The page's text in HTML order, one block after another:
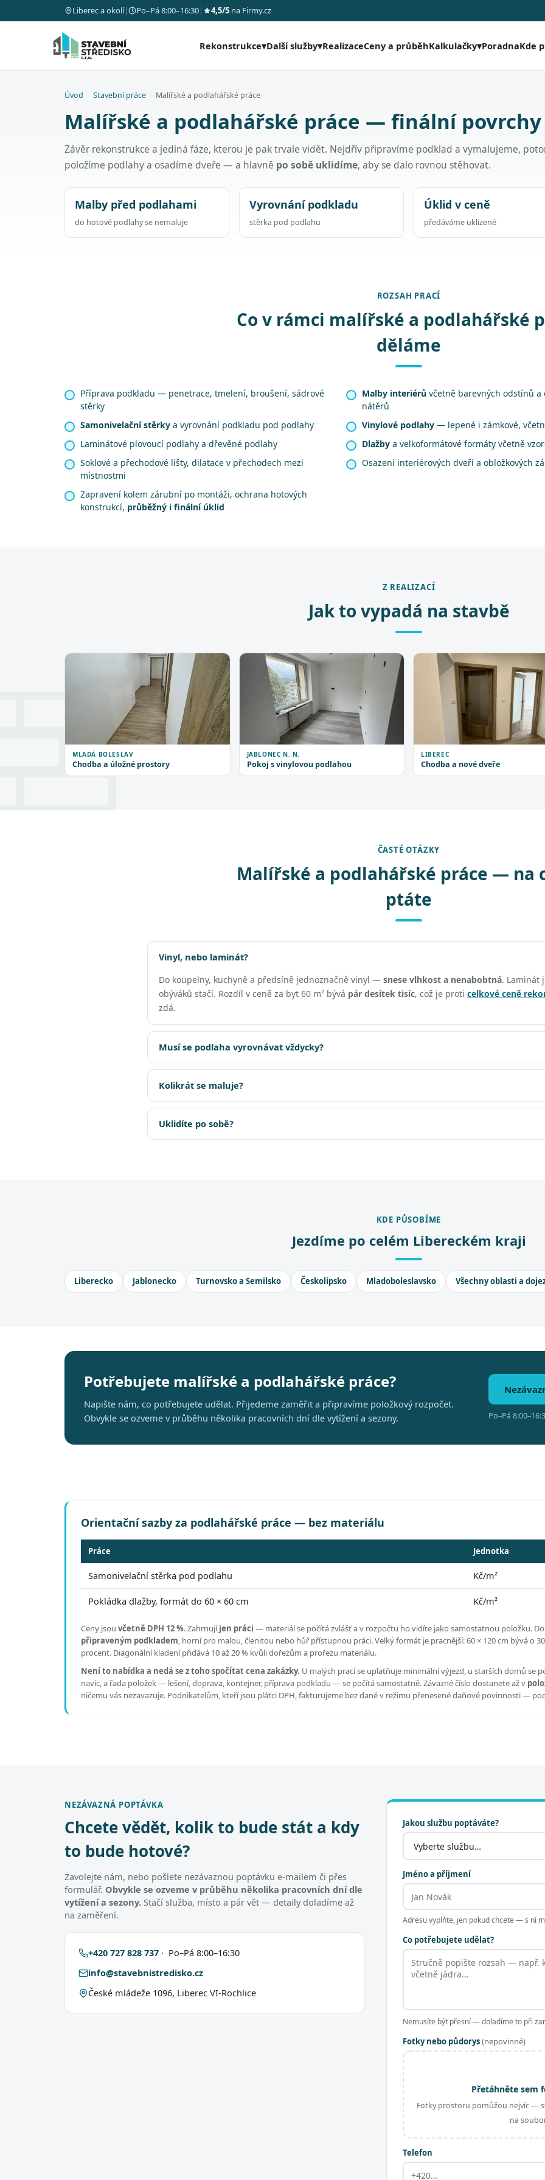
Liberec a okolí| Po–Pá 8:00–16:30| 4,5/5 na Firmy.cz
Rekonstrukce▾Další služby▾RealizaceCeny a průběhKalkulačky▾PoradnaKde
Úvod Stavební práce Malířské a podlahářské práce
Malířské a podlahářské práce — finální povrchy
Závěr rekonstrukce a jediná fáze, kterou je pak trvale vidět. Nejdřív připravíme podklad a vymalujeme,
položíme podlahy a osadíme dveře — a hlavně po sobě uklidíme, aby se dalo rovnou stěhovat.
Malby před podlahami
do hotové podlahy se nemaluje
Vyrovnání podkladu
stěrka pod podlahu
Úklid v ceně
předáváme uklizené
ROZSAH PRACÍ
Co v rámci malířské a podlahářské
děláme
Příprava podkladu — penetrace, tmelení, broušení, sádrové
stěrky
Malby interiérů včetně barevných odstínů
nátěrů
Samonivelační stěrky a vyrovnání podkladu pod podlahy Vinylové podlahy — lepené i zámkové,
Laminátové plovoucí podlahy a dřevěné podlahy
Dlažby a velkoformátové formáty včetně
Soklové a přechodové lišty, dilatace v přechodech mezi
místnostmi
Osazení interiérových dveří a obložkových
Zapravení kolem zárubní po montáži, ochrana hotových
konstrukcí, průběžný i finální úklid
Z REALIZACÍ
Jak to vypadá na stavbě
MLADÁ BOLESLAV
Chodba a úložné prostory
JABLONEC N. N.
Pokoj s vinylovou podlahou
LIBEREC
Chodba a nové dveře
ČASTÉ OTÁZKY
Malířské a podlahářské práce — na
ptáte
Vinyl, nebo laminát?
Do koupelny, kuchyně a předsíně jednoznačně vinyl — snese vlhkost a nenabobtná. Laminát
obýváků stačí. Rozdíl v ceně za byt 60 m² bývá pár desítek tisíc, což je proti celkové ceně
zdá.
Musí se podlaha vyrovnávat vždycky?
Kolikrát se maluje?
Uklidíte po sobě?
KDE PŮSOBÍME
Jezdíme po celém Libereckém kraji
Liberecko Jablonecko Turnovsko a Semilsko Českolipsko Mladoboleslavsko Všechny oblasti a
Potřebujete malířské a podlahářské práce?
Napište nám, co potřebujete udělat. Přijedeme zaměřit a připravíme položkový rozpočet.
Obvykle se ozveme v průběhu několika pracovních dní dle vytížení a sezony.
Po–Pá
Orientační sazby za podlahářské práce — bez materiálu
Práce Jednotka
Samonivelační stěrka pod podlahu Kč/m²
Pokládka dlažby, formát do 60 × 60 cm Kč/m²
Ceny jsou včetně DPH 12 %.Zahrnujíjen práci — materiál se počítá zvlášť a v rozpočtu ho vidíte jako samostatnou položku.
připraveným podkladem, horní pro malou, členitou nebo hůř přístupnou práci.Velký formát je pracnější: 60 × 120 cm bývá o
procent. Diagonální kladení přidává 10 až 20 % kvůli dořezům a prořezu materiálu.
Není to nabídka a nedá se z toho spočítat cena zakázky. U malých prací se uplatňuje minimální výjezd, u starších domů se
navíc, a řada položek — lešení, doprava, kontejner, příprava podkladu — se počítá samostatně. Závazné číslo dostanete až v
ničemu vás nezavazuje. Podnikatelům, kteří jsou plátci DPH, fakturujeme bez daně v režimu přenesené daňové povinnosti —
NEZÁVAZNÁ POPTÁVKA
Chcete vědět, kolik to bude stát a kdy
to bude hotové?
Zavolejte nám, nebo pošlete nezávaznou poptávku e-mailem či přes
formulář. Obvykle se ozveme v průběhu několika pracovních dní dle
vytížení a sezony. Stačí služba, místo a pár vět — detaily doladíme až
na zaměření.
+420 727 828 737 · Po–Pá 8:00–16:30
info@stavebnistredisko.cz
České mládeže 1096, Liberec VI-Rochlice
Jakou službu poptáváte?
Jméno a příjmení
Adresu vyplňte, jen pokud chcete — s ní
Co potřebujete udělat?
Nemusíte být přesní — doladíme to při
Fotky nebo půdorys(nepovinné)
Přetáhněte sem
Fotky prostoru pomůžou nejvíc —
na
Telefon